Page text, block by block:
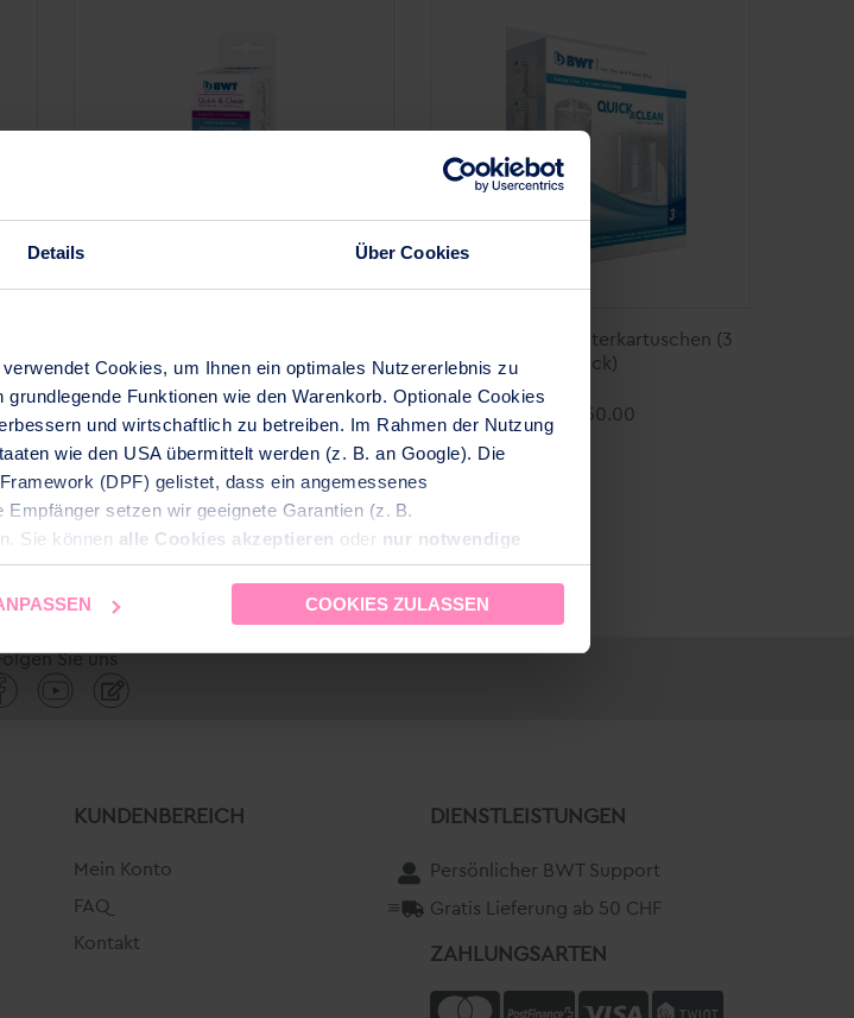
Details Über Cookies
Cookies, um Ihnen ein optimales Nutzererlebnis zu
Funktionen wie den Warenkorb. Optionale Cookies
und wirtschaftlich zu betreiben. Im Rahmen der Nutzung
wie den USA übermittelt werden (z. B. an Google). Die
(DPF) gelistet, dass ein angemessenes
setzen wir geeignete Garantien (z. B.
Sie können alle Cookies akzeptieren oder nur notwendige
im Fußbereich dieser Website jederzeit aufrufen und ändern.
COOKIES ZULASSEN
Stück)
CHF 25.00
In den Warenkorb
Quick & Clean Filterkartuschen (3
Stück)
CHF 50.00
pro Seite SORTIEREN NACH
Sie uns
KUNDENBEREICH
Mein Konto
FAQ
Kontakt
DIENSTLEISTUNGEN
Persönlicher BWT Support
Gratis Lieferung ab 50 CHF
ZAHLUNGSARTEN